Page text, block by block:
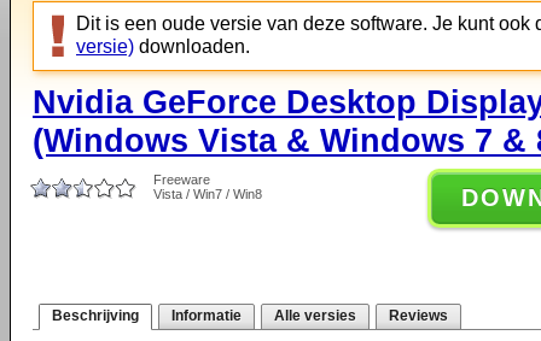
Dit is een oude versie van deze software. Je kunt ook
versie) downloaden.
Nvidia GeForce Desktop
(Windows Vista & Windows 7 &
Freeware
Vista / Win7 / Win8
Beschrijving Informatie Alle versies Reviews